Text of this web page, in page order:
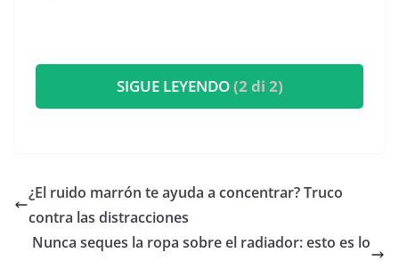
SIGUE LEYENDO(2 di 2)
¿El ruido marrón te ayuda a concentrar? Truco
contra las distracciones
Nunca seques la ropa sobre el radiador: esto es lo